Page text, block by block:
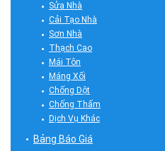
Sửa Nhà
Cải Tạo Nhà
Sơn Nhà
Thạch Cao
Mái Tôn
Máng Xối
Chống Dột
Chống Thấm
Dịch Vụ Khác
Bảng Báo Giá